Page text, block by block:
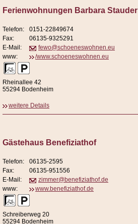
Ferienwohnungen Barbara Stauder
Telefon:
0151-22849674
Fax:
06135-9325291
E-Mail:
fewo@schoeneswohnen.eu
www:
/www.schoeneswohnen.eu
Rheinallee 42
55294 Bodenheim
weitere Details
Gästehaus Benefiziathof
Telefon:
06135-2595
Fax:
06135-951556
E-Mail:
zimmer@benefiziathof.de
www:
www.benefiziathof.de
Schreiberweg 20
55294 Bodenheim